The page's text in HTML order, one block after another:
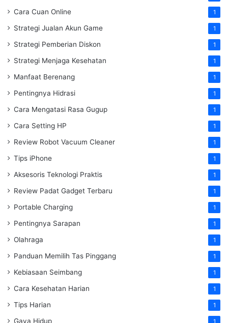
Cara Cuan Online 1
Strategi Jualan Akun Game 1
Strategi Pemberian Diskon 1
Strategi Menjaga Kesehatan 1
Manfaat Berenang 1
Pentingnya Hidrasi 1
Cara Mengatasi Rasa Gugup 1
Cara Setting HP 1
Review Robot Vacuum Cleaner 1
Tips iPhone 1
Aksesoris Teknologi Praktis 1
Review Padat Gadget Terbaru 1
Portable Charging 1
Pentingnya Sarapan 1
Olahraga 1
Panduan Memilih Tas Pinggang 1
Kebiasaan Seimbang 1
Cara Kesehatan Harian 1
Tips Harian 1
Gaya Hidup 1